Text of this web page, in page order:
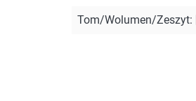
Tom/Wolumen/Zeszyt: